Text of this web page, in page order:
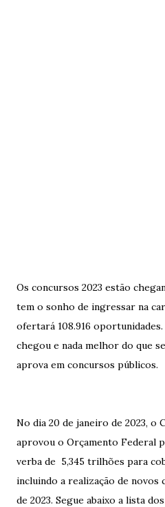
Os concursos 2023 estão
tem o sonho de ingressar na
ofertará 108.916
chegou e nada melhor do que
aprova em concursos públicos.
No dia 20 de janeiro de 2023, o
aprovou o Orçamento Federal
verba de 5,345 trilhões para
incluindo a realização de novos
de 2023. Segue abaixo a lista